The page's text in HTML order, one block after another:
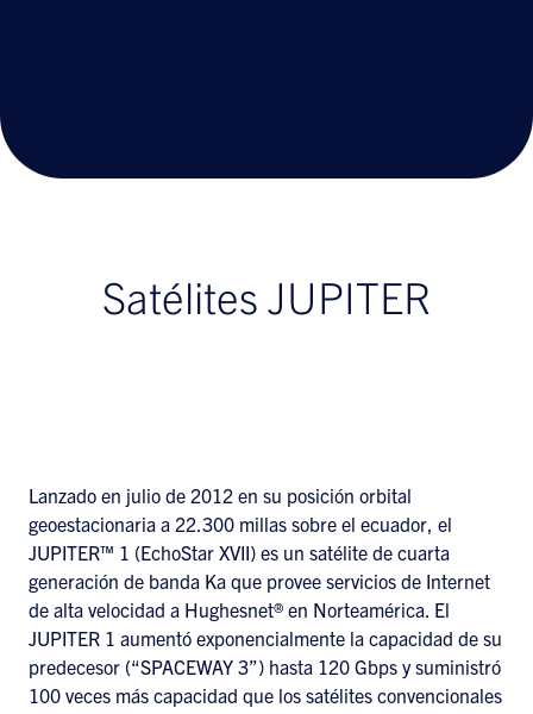
Satélites JUPITER
Lanzado en julio de 2012 en su posición orbital
geoestacionaria a 22.300 millas sobre el ecuador, el
JUPITER™ 1 (EchoStar XVII) es un satélite de cuarta
generación de banda Ka que provee servicios de Internet
de alta velocidad a Hughesnet® en Norteamérica. El
JUPITER 1 aumentó exponencialmente la capacidad de su
predecesor (“SPACEWAY 3”) hasta 120 Gbps y suministró
100 veces más capacidad que los satélites convencionales